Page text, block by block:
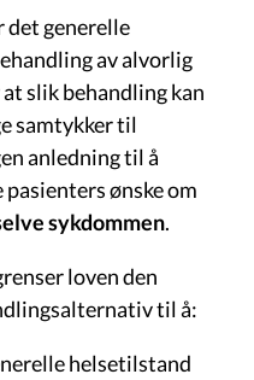
det generelle
av alvorlig
slik behandling kan
samtykker til
anledning til å
ønske om
sykdommen.
loven den
til å:
helsetilstand